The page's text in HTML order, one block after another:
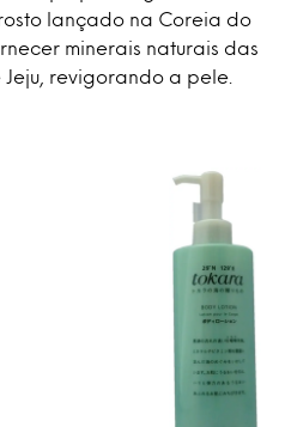
lançado na Coreia do
minerais naturais das
revigorando a pele.